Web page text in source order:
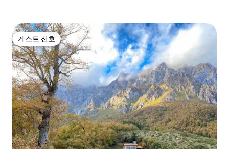
게스트 선호
게스트 선호